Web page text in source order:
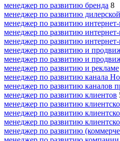
менеджер по развитию бренда 8
менеджер по развитию
менеджер по развитию интернет-
менеджер по развитию
менеджер по развитию интернет-
менеджер по развитию и
менеджер по развитию и
менеджер по развитию и рекламе
менеджер по развитию канала
менеджер по развитию каналов
менеджер по развитию клиентов
менеджер по развитию
менеджер по развитию
менеджер по развитию
менеджер по развитию